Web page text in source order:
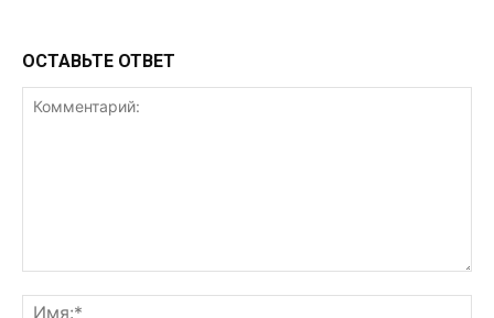
ОСТАВЬТЕ ОТВЕТ